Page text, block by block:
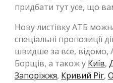
придбати тут усе, що
Нову листівку АТБ
спеціальні пропозиції
швидше за все, відомо,
Борщів, а також у Київ,
Запоріжжя, Кривий Ріг,